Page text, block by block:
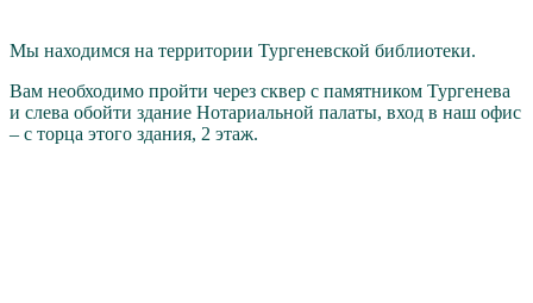
Мы находимся на территории Тургеневской библиотеки.
Вам необходимо пройти через cквер с памятником Тургенева
и слева обойти здание Нотариальной палаты, вход в наш офис
– с торца этого здания, 2 этаж.